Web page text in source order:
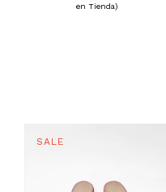
en Tienda)